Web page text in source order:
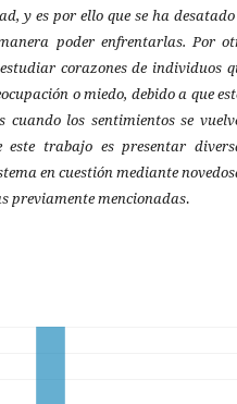
y es por ello que se ha
poder enfrentarlas. Por
corazones de individuos
o miedo, debido a que
cuando los sentimientos se
trabajo es presentar
en cuestión mediante
previamente mencionadas.